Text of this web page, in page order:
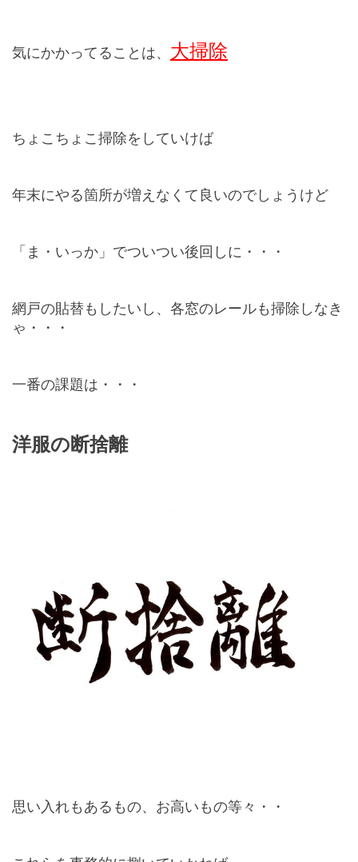
気にかかってることは、 大掃除
ちょこちょこ掃除をしていけば
年末にやる箇所が増えなくて良いのでしょうけど
「ま・いっか」でついつい後回しに・・・
網戸の貼替もしたいし、各窓のレールも掃除しなき
ゃ・・・
一番の課題は・・・
洋服の断捨離
思い入れもあるもの、お高いもの等々・・